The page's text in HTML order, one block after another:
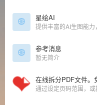
星绘AI
参考消息
暂无简介
在线拆分PDF文件。